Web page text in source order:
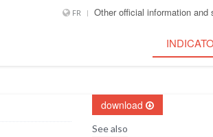
FR Other official information and
download
See also